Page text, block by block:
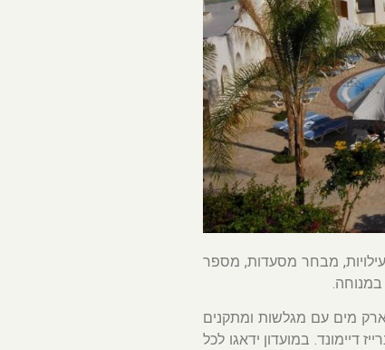
מגוון פעילויות, מבחר מסעדות, מספר
מים עם מגלשות ומתקנים
דיימונד. במועדון ידאגו לכל